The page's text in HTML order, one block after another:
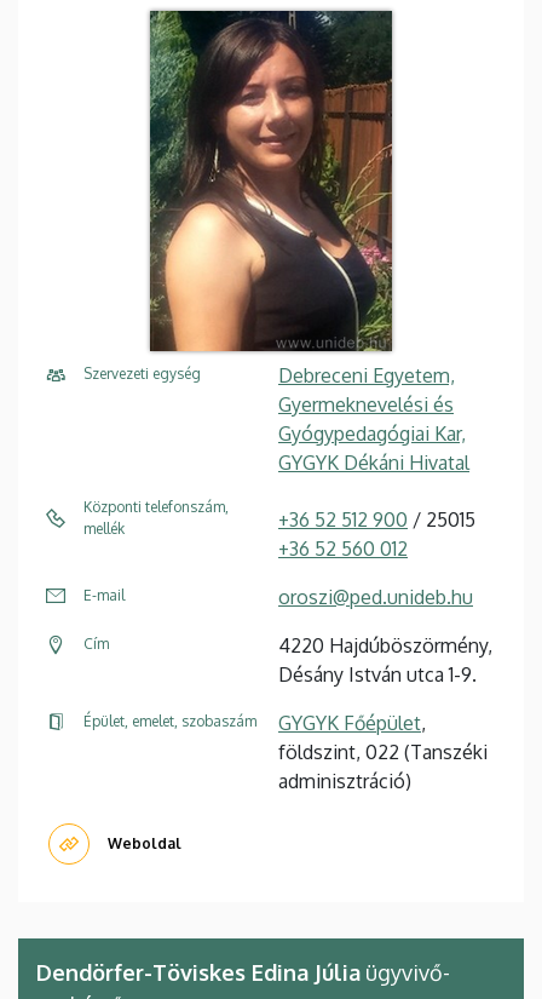
Szervezeti egység
Debreceni Egyetem,
Gyermeknevelési és
Gyógypedagógiai Kar,
GYGYK Dékáni Hivatal
Központi telefonszám,
mellék
+36 52 512 900 / 25015
+36 52 560 012
E-mail oroszi@ped.unideb.hu
Cím
4220 Hajdúböszörmény,
Désány István utca 1-9.
Épület, emelet, szobaszám GYGYK Főépület,
földszint, 022 (Tanszéki
adminisztráció)
Weboldal
Dendörfer-Töviskes Edina Júlia ügyvivő-